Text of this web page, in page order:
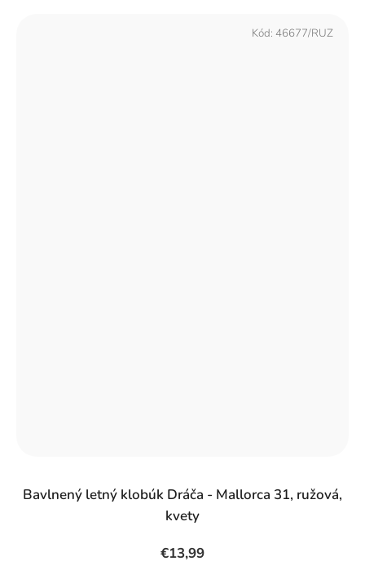
Bavlnený letný klobúk Dráča - Mallorca 31, ružová,
kvety
€13,99
Kód: 46677/RUZ